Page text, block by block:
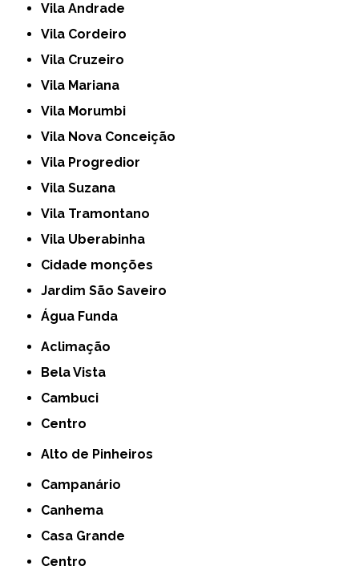
Vila Andrade
Vila Cordeiro
Vila Cruzeiro
Vila Mariana
Vila Morumbi
Vila Nova Conceição
Vila Progredior
Vila Suzana
Vila Tramontano
Vila Uberabinha
cidade monções
jardim São Saveiro
Água Funda
Aclimação
Bela Vista
Cambuci
Centro
Alto de Pinheiros
Campanário
Canhema
Casa Grande
Centro